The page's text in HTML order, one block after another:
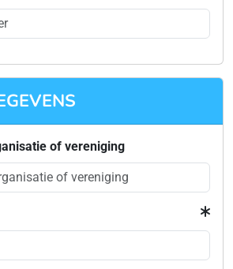
of vereniging